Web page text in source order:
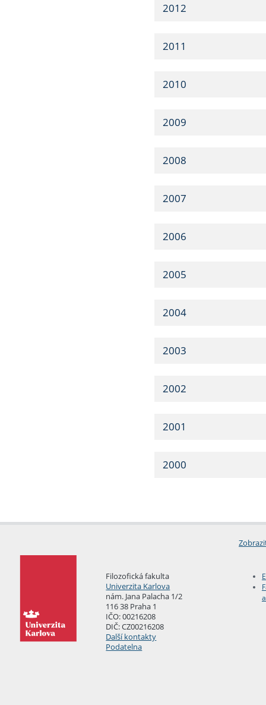
2012
2011
2010
2009
2008
2007
2006
2005
2004
2003
2002
2001
2000
Filozofická fakulta
Univerzita Karlova
nám. Jana Palacha 1/2
116 38 Praha 1
IČO: 00216208
DIČ: CZ00216208
Další kontakty
Podatelna